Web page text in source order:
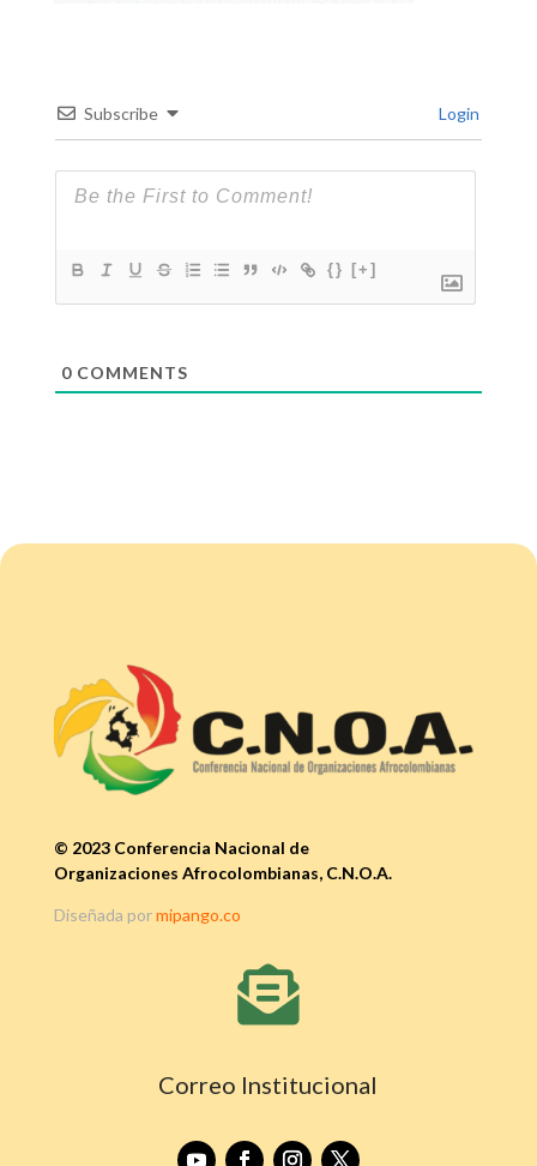
Subscribe Login
{} [+]
0COMMENTS
© 2023 Conferencia Nacional de
Organizaciones Afrocolombianas, C.N.O.A.
Diseñada pormipango.co

Correo Institucional